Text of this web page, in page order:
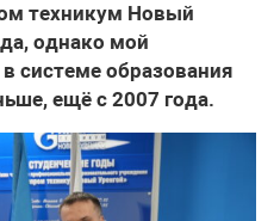
техникум Новый
однако мой
системе образования
ещё с 2007 года.